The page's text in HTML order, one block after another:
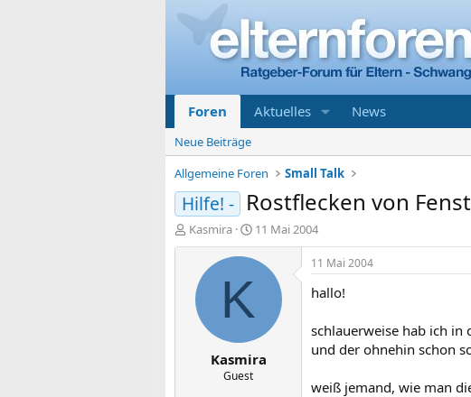
Foren Aktuelles News
Neue Beiträge
Allgemeine Foren
Small Talk
Hilfe! - Rostflecken von
E
r
Kasmira
E
r
s
t
a
11 Mai 2004
K
Kasmira
Guest
11 Mai 2004
hallo!
schlauerweise hab ich in
und der ohnehin schon
weiß jemand, wie man